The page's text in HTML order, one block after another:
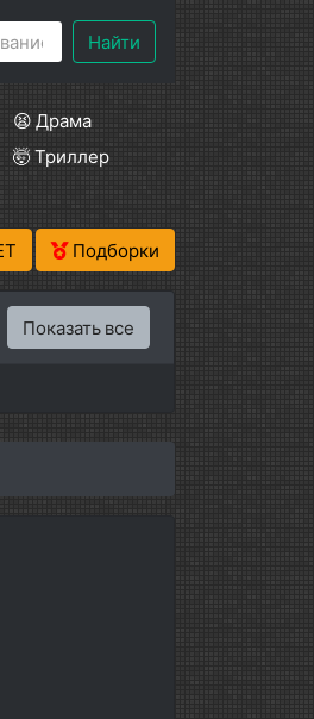
Найти
😫 Драма
🤯 Триллер
Подборки
Показать все